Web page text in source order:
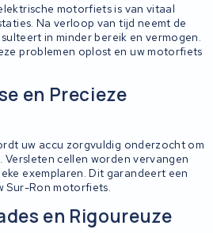
motorfiets is van vitaal
Na verloop van tijd neemt de
in minder bereik en vermogen.
problemen oplost en uw motorfiets
en Precieze
uw accu zorgvuldig onderzocht om
cellen worden vervangen
exemplaren. Dit garandeert een
Sur-Ron motorfiets.
en Rigoureuze